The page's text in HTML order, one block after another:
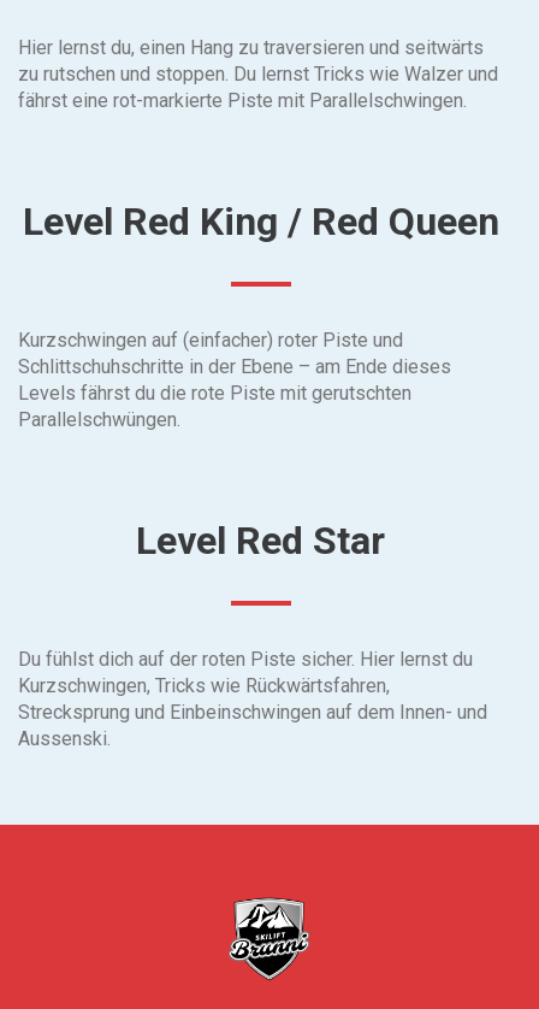
Hier lernst du, einen Hang zu traversieren und seitwärts
zu rutschen und stoppen. Du lernst Tricks wie Walzer und
fährst eine rot-markierte Piste mit Parallelschwingen.
Level Red King / Red Queen
Kurzschwingen auf (einfacher) roter Piste und
Schlittschuhschritte in der Ebene – am Ende dieses
Levels fährst du die rote Piste mit gerutschten
Parallelschwüngen.
Level Red Star
Du fühlst dich auf der roten Piste sicher. Hier lernst du
Kurzschwingen, Tricks wie Rückwärtsfahren,
Strecksprung und Einbeinschwingen auf dem Innen- und
Aussenski.